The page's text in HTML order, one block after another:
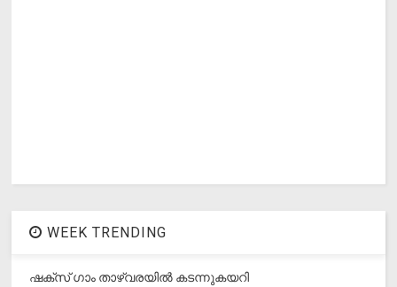
WEEK TRENDING
ഷക്സ് ​ഗാം താഴ്‌വരയിൽ കടന്നുകയറി